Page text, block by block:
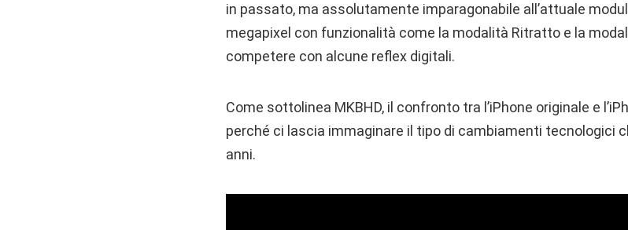
in passato, ma assolutamente imparagonabile all’attuale
megapixel con funzionalità come la modalità Ritratto e la
competere con alcune reflex digitali.
Come sottolinea MKBHD, il confronto tra l’iPhone originale e
perché ci lascia immaginare il tipo di cambiamenti tecnologici
anni.